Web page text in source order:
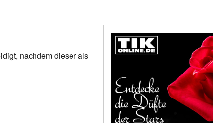
nachdem dieser als